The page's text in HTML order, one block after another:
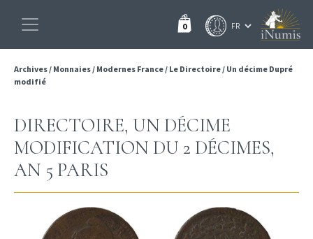
0
Archives/ Monnaies/ Modernes France/ Le Directoire/ Un décime Dupré
modifié
DIRECTOIRE, UN DÉCIME
MODIFICATION DU 2 DÉCIMES,
AN 5 PARIS